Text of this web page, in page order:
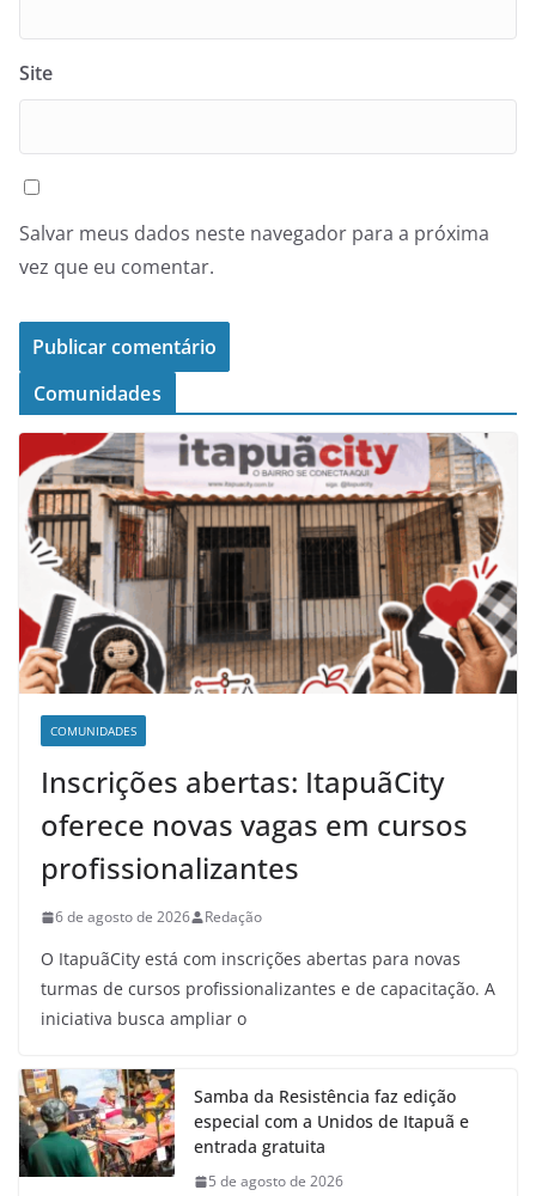
Site
Salvar meus dados neste navegador para a próxima
vez que eu comentar.
Comunidades
COMUNIDADES
Inscrições abertas: ItapuãCity
oferece novas vagas em cursos
profissionalizantes
6 de agosto de 2026 Redação
O ItapuãCity está com inscrições abertas para novas
turmas de cursos profissionalizantes e de capacitação. A
iniciativa busca ampliar o
Samba da Resistência faz edição
especial com a Unidos de Itapuã e
entrada gratuita
5 de agosto de 2026